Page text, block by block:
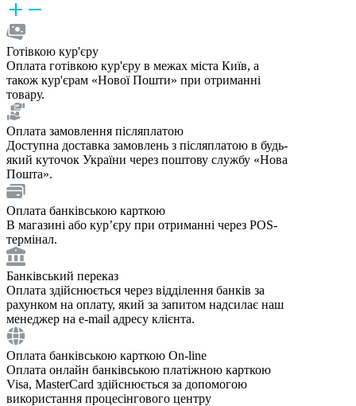
Готівкою кур'єру
Оплата готівкою кур'єру в межах міста Київ, а
також кур'єрам «Нової Пошти» при отриманні
товару.
Оплата замовлення післяплатою
Доступна доставка замовлень з післяплатою в будь-
який куточок України через поштову службу «Нова
Пошта».
Оплата банківською карткою
В магазині або курʼєру при отриманні через POS-
термінал.
Банківський переказ
Оплата здійснюється через відділення банків за
рахунком на оплату, який за запитом надсилає наш
менеджер на e-mail адресу клієнта.
Оплата банківською карткою On-line
Оплата онлайн банківською платіжною карткою
Visa, MasterCard здійснюється за допомогою
використання процесінгового центру